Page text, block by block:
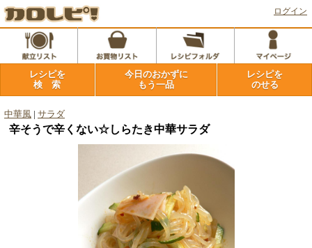
ログイン
レシピを
検 索
今日のおかずに
もう一品
レシピを
のせる
中華風 サラダ
辛そうで辛くない☆しらたき中華サラダ